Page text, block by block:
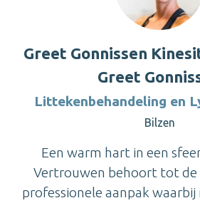
Greet Gonnissen
Greet
Littekenbehandeling en
Bilzen
Een warm hart in een
Vertrouwen behoort tot de
professionele aanpak